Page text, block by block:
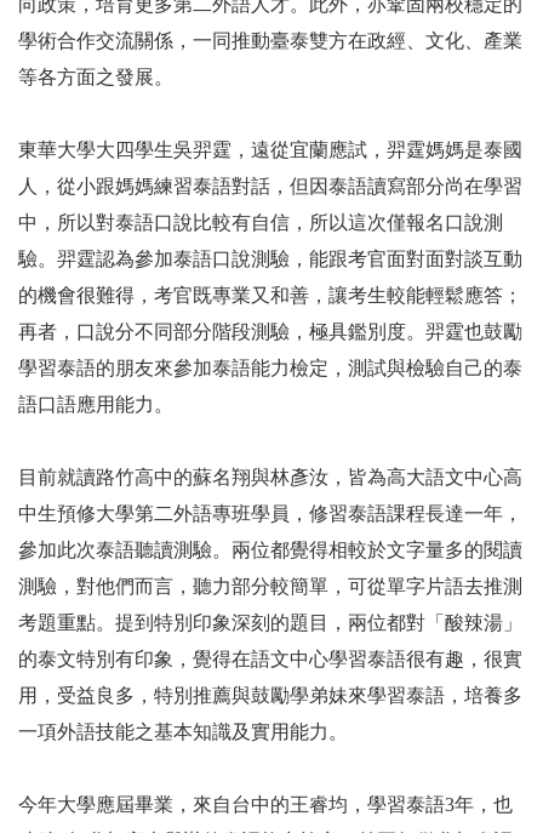
向政策，培育更多第二外語人才。此外，亦鞏固兩校穩定的
學術合作交流關係，一同推動臺泰雙方在政經、文化、產業
等各方面之發展。
東華大學大四學生吳羿霆，遠從宜蘭應試，羿霆媽媽是泰國
人，從小跟媽媽練習泰語對話，但因泰語讀寫部分尚在學習
中，所以對泰語口說比較有自信，所以這次僅報名口說測
驗。羿霆認為參加泰語口說測驗，能跟考官面對面對談互動
的機會很難得，考官既專業又和善，讓考生較能輕鬆應答；
再者，口說分不同部分階段測驗，極具鑑別度。羿霆也鼓勵
學習泰語的朋友來參加泰語能力檢定，測試與檢驗自己的泰
語口語應用能力。
目前就讀路竹高中的蘇名翔與林彥汝，皆為高大語文中心高
中生預修大學第二外語專班學員，修習泰語課程長達一年，
參加此次泰語聽讀測驗。兩位都覺得相較於文字量多的閱讀
測驗，對他們而言，聽力部分較簡單，可從單字片語去推測
考題重點。提到特別印象深刻的題目，兩位都對「酸辣湯」
的泰文特別有印象，覺得在語文中心學習泰語很有趣，很實
用，受益良多，特別推薦與鼓勵學弟妹來學習泰語，培養多
一項外語技能之基本知識及實用能力。
今年大學應屆畢業，來自台中的王睿均，學習泰語3年，也